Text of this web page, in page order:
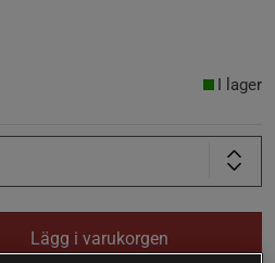
I lager
Lägg i varukorgen